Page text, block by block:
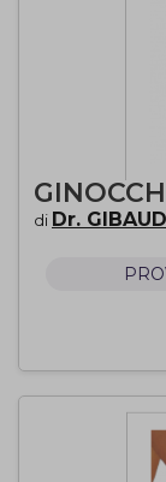
di Dr. GIBAUD